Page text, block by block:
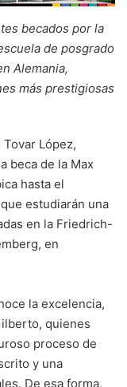
becados por la
de posgrado
Alemania,
más prestigiosas
López,
beca de la Max
hasta el
estudiarán una
en la Friedrich-
en
la excelencia,
quienes
proceso de
y una
De esa forma,